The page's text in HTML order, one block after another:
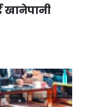
खानेपानी